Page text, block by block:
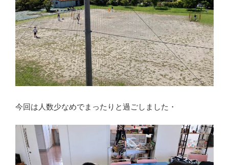
今回は人数少なめでまったりと過ごしました・